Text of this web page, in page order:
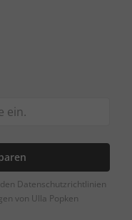
Datenschutzrichtlinien
von Ulla Popken